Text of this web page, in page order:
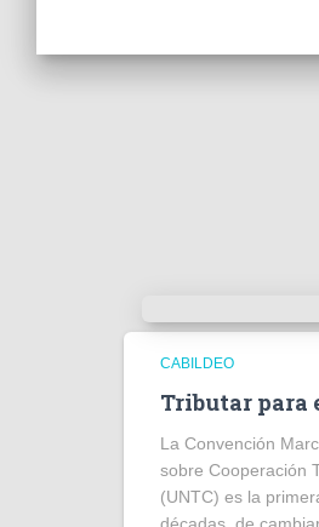
CABILDEO
Tributar para
La Convención
sobre Cooperación
(UNTC) es la